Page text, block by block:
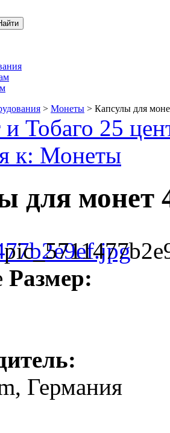
> Монеты > Капсулы для
Тобаго 25
к: Монеты
для монет
Размер:
Германия